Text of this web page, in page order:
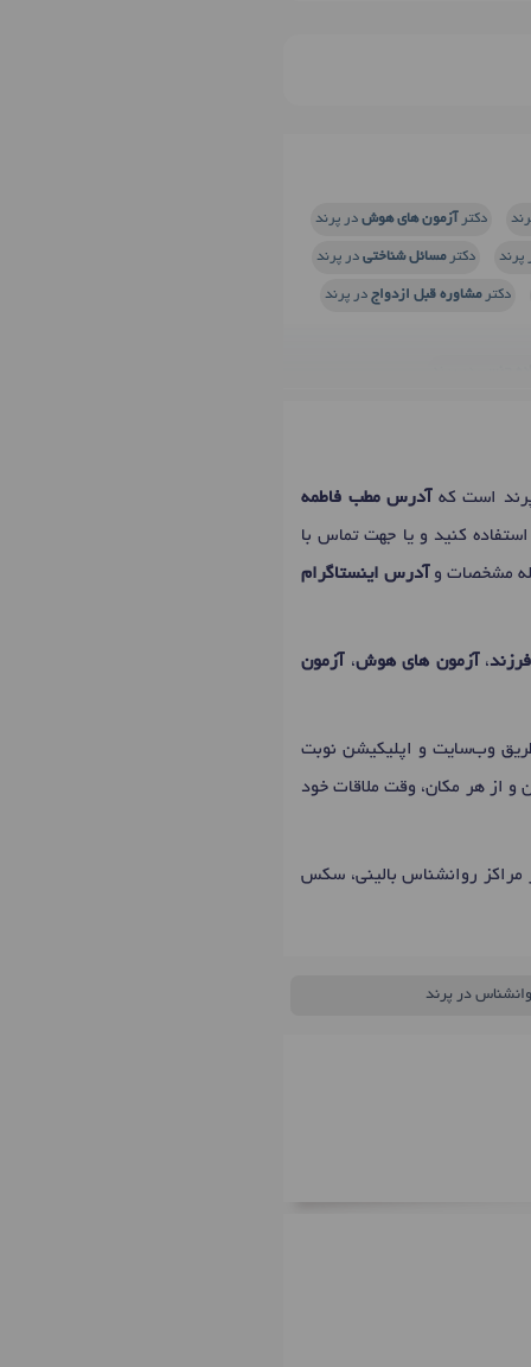
دکتر آزمون های هوش در پرند
پرند دکترمسائل شناختی در پرند
دکترمشاوره قبل ازدواج در پرند
مشاوره بعد از ازدواج
است که آدرس مطب فاطمه
کنید و یا جهت تماس با
مشخصات و آدرس اینستاگرام
، آزمون های هوش، آزمون
وب‌سایت و اپلیکیشن نوبت
و از هر مکان، وقت ملاقات خود
مراکز روانشناس بالینی، سکس
در پرند